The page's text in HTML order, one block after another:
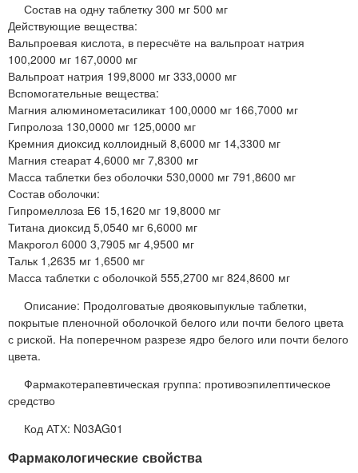
Состав на одну таблетку 300 мг 500 мг
Действующие вещества:
Вальпроевая кислота, в пересчёте на вальпроат натрия
100,2000 мг 167,0000 мг
Вальпроат натрия 199,8000 мг 333,0000 мг
Вспомогательные вещества:
Магния алюминометасиликат 100,0000 мг 166,7000 мг
Гипролоза 130,0000 мг 125,0000 мг
Кремния диоксид коллоидный 8,6000 мг 14,3300 мг
Магния стеарат 4,6000 мг 7,8300 мг
Масса таблетки без оболочки 530,0000 мг 791,8600 мг
Состав оболочки:
Гипромеллоза Е6 15,1620 мг 19,8000 мг
Титана диоксид 5,0540 мг 6,6000 мг
Макрогол 6000 3,7905 мг 4,9500 мг
Тальк 1,2635 мг 1,6500 мг
Масса таблетки с оболочкой 555,2700 мг 824,8600 мг
Описание: Продолговатые двояковыпуклые таблетки,
покрытые пленочной оболочкой белого или почти белого цвета
с риской. На поперечном разрезе ядро белого или почти белого
цвета.
Фармакотерапевтическая группа: противоэпилептическое
средство
Код АТХ: N03AG01
Фармакологические свойства